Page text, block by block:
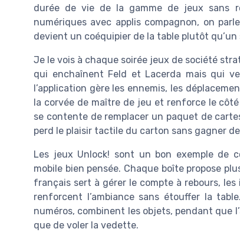
durée de vie de la gamme de jeux sans
numériques avec applis compagnon, on
devient un coéquipier de la table plutôt qu’un
Je le vois à chaque soirée jeux de société
qui enchaînent Feld et Lacerda mais qui
l’application gère les ennemis, les
la corvée de maître de jeu et renforce le
se contente de remplacer un paquet de
perd le plaisir tactile du carton sans gagner
Les jeux Unlock! sont un bon exemple de
mobile bien pensée. Chaque boîte propose
français sert à gérer le compte à rebours,
renforcent l’ambiance sans étouffer la
numéros, combinent les objets, pendant que
que de voler la vedette.